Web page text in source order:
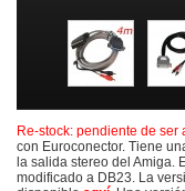
Re-stock: pendiente de ser
con Euroconector. Tiene
la salida stereo del Amiga.
modificado a DB23. La